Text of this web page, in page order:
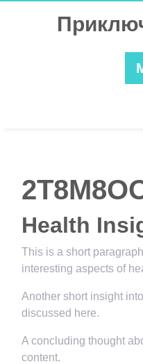
Health
This is a short
interesting aspects of
Another short insight
discussed here.
A concluding thought
content.